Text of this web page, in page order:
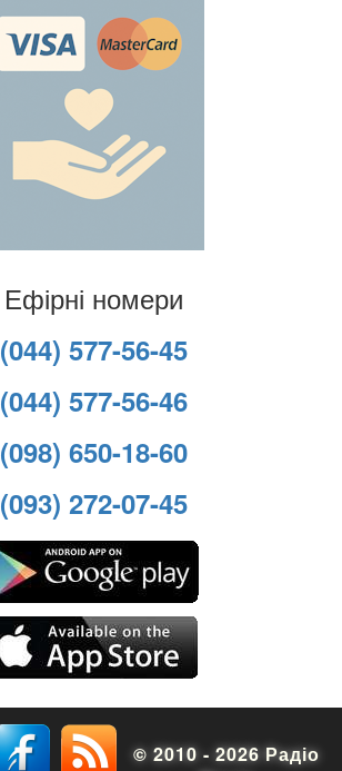
Ефірні номери
(044) 577-56-45
(044) 577-56-46
(098) 650-18-60
(093) 272-07-45
© 2010 - 2026 Радіо